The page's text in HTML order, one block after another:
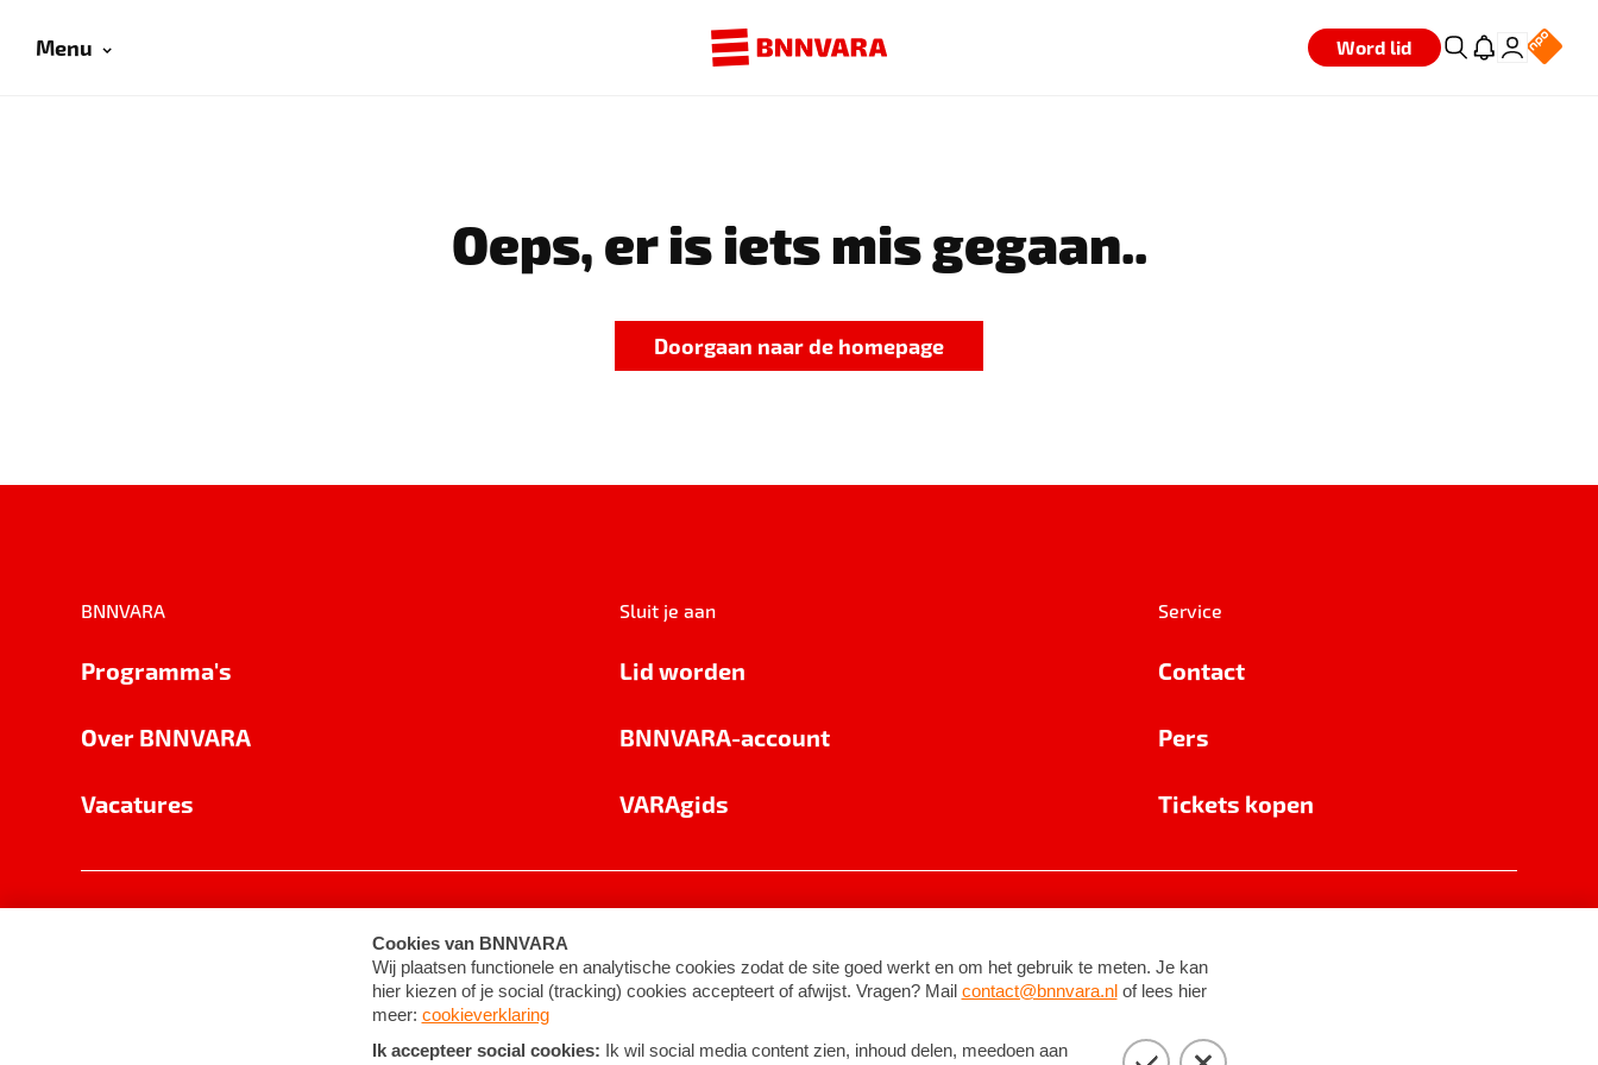
Menu Word lid
Oeps, er is iets mis gegaan..
Doorgaan naar de homepage
BNNVARA
Programma's
Over BNNVARA
Vacatures
Sluit je aan
Lid worden
BNNVARA-account
VARAgids
Service
Contact
Pers
Tickets kopen
Cookie-instellingen Algemene voorwaarden ©2026BNNVARA